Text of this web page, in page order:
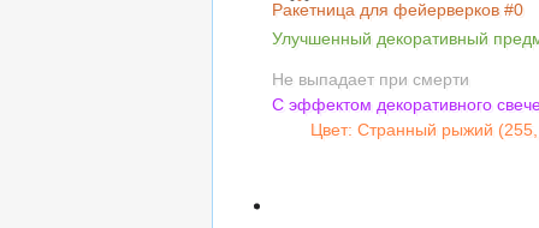
Ракетница для фейерверков #0
Улучшенный декоративный
Не выпадает при смерти
С эффектом декоративного
Цвет: Странный рыжий